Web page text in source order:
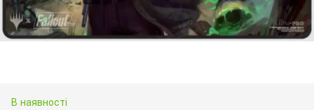
В наявності